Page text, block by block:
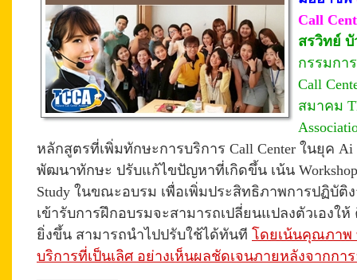
Call
สรวิทย์ บั
กรรมกา
Call
สมาคม
หลักสูตรที่เพิ่มทักษะการบริการ Call Center ในยุค
พัฒนาทักษะ ปรับแก้ไขปัญหาที่เกิดขึ้น เน้น
Study ในขณะอบรม เพื่อเพิ่มประสิทธิภาพการปฏิบัติ
เข้ารับการฝึกอบรมจะสามารถเปลี่ยนแปลงตัวเอง
ยิ่งขึ้น สามารถนำไปปรับใช้ได้ทันที โดยเน้นคุณภาพ
บริการที่เป็นเลิศ อย่างเห็นผลชัดเจนภายหลังจากกา